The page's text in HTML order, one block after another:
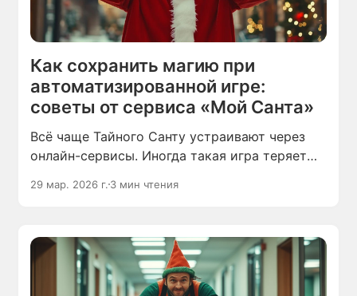
Как сохранить магию при
автоматизированной игре:
советы от сервиса «Мой Санта»
Всё чаще Тайного Санту устраивают через
онлайн-сервисы. Иногда такая игра теряет
подарками «ты — мне, я — тебе».
29 мар. 2026 г. 3 мин чтения